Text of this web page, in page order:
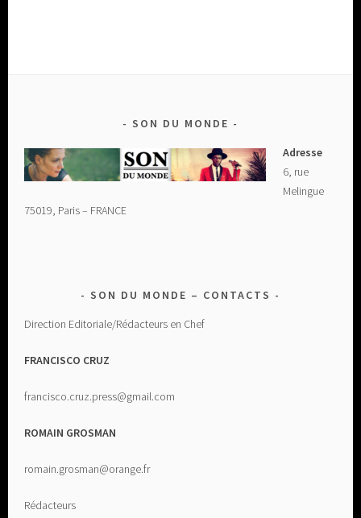
SON DU MONDE
Adresse
6, rue
Melingue
75019, Paris – FRANCE
SON DU MONDE – CONTACTS
Direction Editoriale/Rédacteurs en Chef
FRANCISCO CRUZ
francisco.cruz.press@gmail.com
ROMAIN GROSMAN
romain.grosman@orange.fr
Rédacteurs